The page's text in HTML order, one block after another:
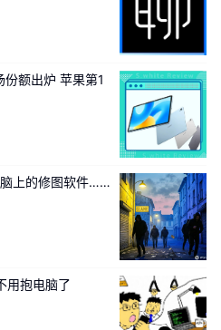
线已满负荷运行，生产计
业生产主管杨胜介绍道。
的市场态势，企业科学优
生产队伍，升级生产工
位挖掘产能潜力，在严格
上提速增效，保质保量冲
，是持续深耕的技术创新
余年复合材料研发积淀，
纤维与碳纤维复合领域，
关键工艺，实现产品性
的复合材料制品兼具轻量
份额出炉 苹果第1
上的修图软件……
用抱电脑了